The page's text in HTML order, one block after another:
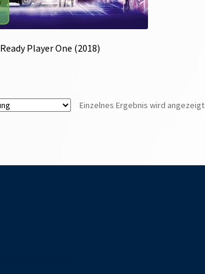
Ready Player One (2018)
Einzelnes Ergebnis wird angezeigt